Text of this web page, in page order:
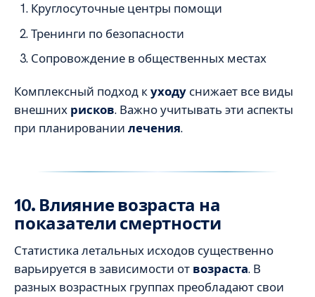
Круглосуточные центры помощи
Тренинги по безопасности
Сопровождение в общественных местах
Комплексный подход куходу снижает все виды
внешних рисков. Важно учитывать эти аспекты
при планировании лечения.
10. Влияние возраста на
показатели смертности
Статистика летальных исходов существенно
варьируется в зависимости от возраста. В
разных возрастных группах преобладают свои